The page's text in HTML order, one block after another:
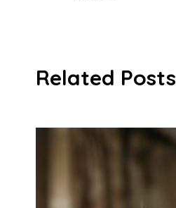
Related Posts